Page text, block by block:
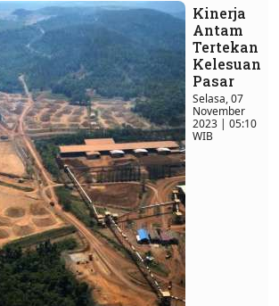
Kinerja
Antam
Tertekan
Kelesuan
Pasar
Selasa, 07
November
2023 | 05:10
WIB